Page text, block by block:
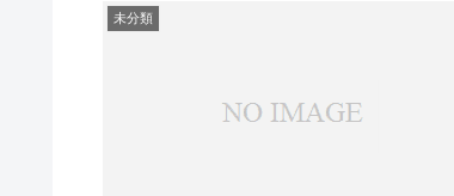
未分類